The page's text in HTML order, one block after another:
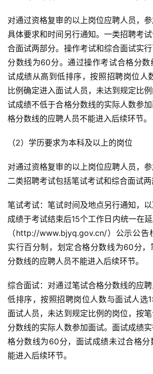
对通过资格复审的以上岗位应聘人员，参
具体要求和时间另行通知。一类招聘考
合面试两部分。操作考试和综合面试实
分数线为60分。通过操作考试合格分数
试成绩从高到低排序，按照招聘岗位人
比例确定进入面试人员，未达到规定比
试成绩不低于合格分数线的实际人数参
格分数线的应聘人员不能进入后续环节。
（2）学历要求为本科及以上的岗位
对通过资格复审的以上岗位应聘人员，参
二类招聘考试包括笔试考试和综合面试两
笔试考试：笔试时间及地点另行通知，
成绩于考试结束后15个工作日内统一在
（http://www.bjyq.gov.cn/）公示公告
实行百分制，划定合格分数线为60分
分数线的应聘人员不能进入后续环节。
综合面试：对通过笔试合格分数线的应
低排序，按照招聘岗位人数与面试人选
面试人员，未达到规定比例的岗位，按
分数线的实际人数参加面试。面试成绩
格分数线为60分，面试成绩未过合格
能进入后续环节。